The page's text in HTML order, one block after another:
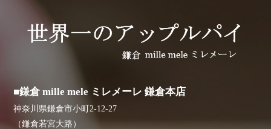
■鎌倉 mille mele ミレメーレ 鎌倉本店
神奈川県鎌倉市小町2-12-27
（鎌倉若宮大路）